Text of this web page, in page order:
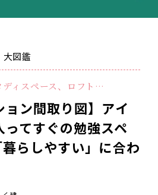
大図鑑
ディスペース、ロフト…
ョン間取り図】アイ
てすぐの勉強スペ
らしやすい」に合わ